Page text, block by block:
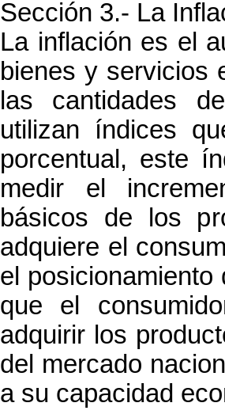
Sección 3.- La
La inflación es el
bienes y servicios
las cantidades
utilizan índices
porcentual, este
medir el
básicos de los
adquiere el
el posicionamiento
que el
adquirir los
del mercado
a su capacidad